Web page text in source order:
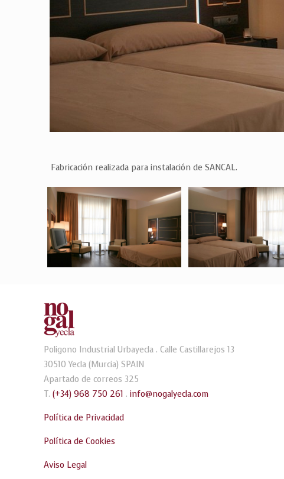
Fabricación realizada para instalación de SANCAL.
Poligono Industrial Urbayecla . Calle Castillarejos 13
30510 Yecla (Murcia) SPAIN
Apartado de correos 325
T.(+34) 968 750 261 .info@nogalyecla.com
Política de Privacidad
Política de Cookies
Aviso Legal